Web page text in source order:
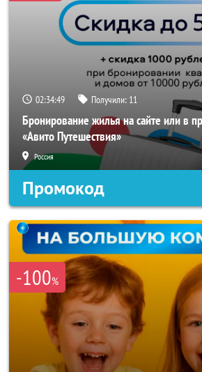
02:34:47 Получили: 11
Бронирование жилья на сайте или в
«Авито Путешествия»
Россия
Промокод
-100%